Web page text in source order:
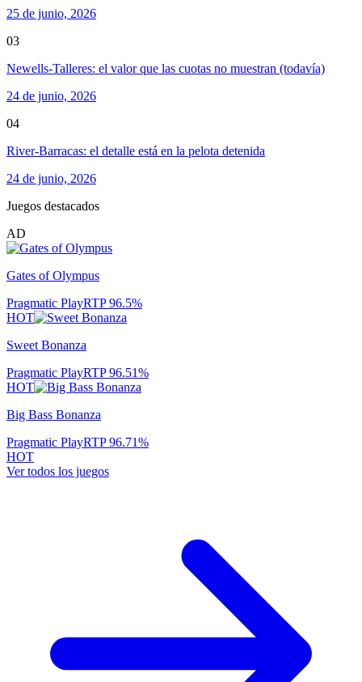
25 de junio, 2026
03
Newells-Talleres: el valor que las cuotas no muestran (todavía)
24 de junio, 2026
04
River-Barracas: el detalle está en la pelota detenida
24 de junio, 2026
Juegos destacados
AD
Gates of Olympus
Pragmatic PlayRTP96.5%
HOT
Sweet Bonanza
Pragmatic PlayRTP96.51%
HOT
Big Bass Bonanza
Pragmatic PlayRTP96.71%
HOT
Ver todos los juegos